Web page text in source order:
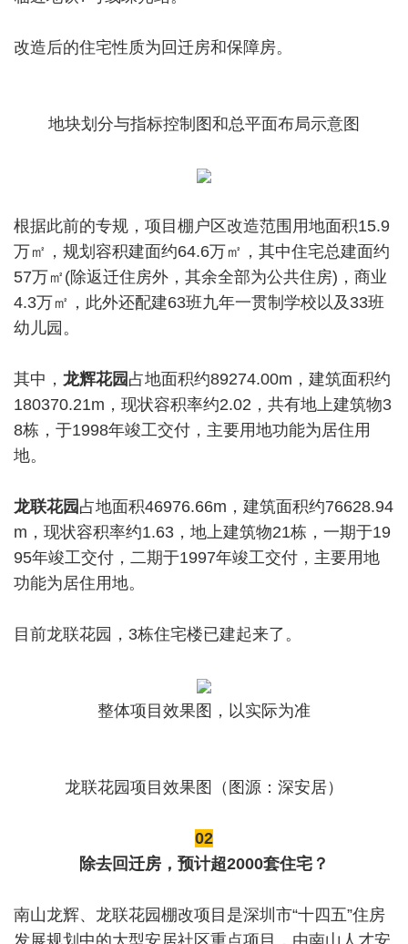
改造后的住宅性质为回迁房和保障房。
地块划分与指标控制图和总平面布局示意图
根据此前的专规，项目棚户区改造范围用地面积15.9
万㎡，规划容积建面约64.6万㎡，其中住宅总建面约
57万㎡(除返迁住房外，其余全部为公共住房)，商业
4.3万㎡，此外还配建63班九年一贯制学校以及33班
幼儿园。
其中， 龙辉花园 占地面积约89274.00m，建筑面积约
180370.21m，现状容积率约2.02，共有地上建筑物3
8栋，于1998年竣工交付，主要用地功能为居住用
地。
龙联花园 占地面积46976.66m，建筑面积约76628.94
m，现状容积率约1.63，地上建筑物21栋，一期于19
95年竣工交付，二期于1997年竣工交付，主要用地
功能为居住用地。
目前龙联花园，3栋住宅楼已建起来了。
整体项目效果图，以实际为准
龙联花园项目效果图（图源：深安居）
02
除去回迁房，预计超2000套住宅？
南山龙辉、龙联花园棚改项目是深圳市“十四五”住房
发展规划中的大型安居社区重点项目，由南山人才安